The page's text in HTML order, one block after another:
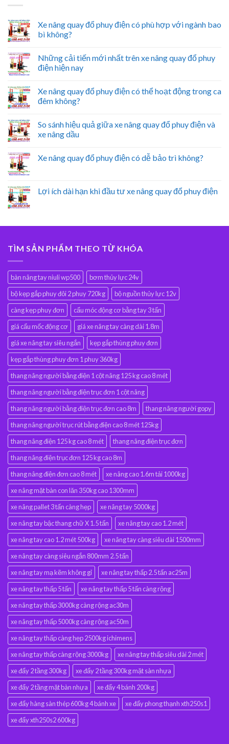
Xe nâng quay đổ phuy điện có phù hợp với ngành bao
bì không?
Những cải tiến mới nhất trên xe nâng quay đổ phuy
điện hiện nay
Xe nâng quay đổ phuy điện có thể hoạt động trong ca
đêm không?
So sánh hiệu quả giữa xe nâng quay đổ phuy điện và
xe nâng dầu
Xe nâng quay đổ phuy điện có dễ bảo trì không?
Lợi ích dài hạn khi đầu tư xe nâng quay đổ phuy điện
TÌM SẢN PHẨM THEO TỪ KHÓA
bàn nâng tay niuli wp500
bơm thủy lực 24v
bộ kẹp gắp phuy đôi 2 phuy 720kg
bộ nguồn thủy lực 12v
càng kẹp phuy đơn
cẩu móc động cơ bằng tay 3 tấn
giá cẩu mốc động cơ
giá xe nâng tay càng dài 1.8m
giá xe nâng tay siêu ngắn
kẹp gắp thùng phuy đơn
kẹp gắp thùng phuy đơn 1 phuy 360kg
thang nâng người bằng điện 1 cột nâng 125 kg cao 8 mét
thang nâng người bằng điện trục đơn 1 cột nâng
thang nâng người bằng điện trục đơn cao 8m
thang nâng người gopy
thang nâng người trục rút bằng điện cao 8 mét 125kg
thang nâng điện 125 kg cao 8 mét
thang nâng điện trục đơn
thang nâng điện trục đơn 125 kg cao 8m
thang nâng điện đơn cao 8 mét
xe nâng cao 1.6m tải 1000kg
xe nâng mặt bàn con lăn 350kg cao 1300mm
xe nâng pallet 3 tấn càng hẹp
xe nâng tay 5000kg
xe nâng tay bậc thang chữ X 1.5 tấn
xe nâng tay cao 1.2 mét
xe nâng tay cao 1.2 mét 500kg
xe nâng tay càng siêu dài 1500mm
xe nâng tay càng siêu ngắn 800mm 2.5 tấn
xe nâng tay mạ kẽm không gỉ
xe nâng tay thấp 2.5 tấn ac25m
xe nâng tay thấp 5 tấn
xe nâng tay thấp 5 tấn càng rộng
xe nâng tay thấp 3000kg càng rộng ac30m
xe nâng tay thấp 5000kg càng rộng ac50m
xe nâng tay thấp càng hẹp 2500kg ichimens
xe nâng tay thấp càng rộng 3000kg
xe nâng tay thấp siêu dài 2 mét
xe đẩy 2 tầng 300kg
xe đẩy 2 tầng 300kg mặt sàn nhựa
xe đẩy 2 tầng mặt bàn nhựa
xe đẩy 4 bánh 200kg
xe đẩy hàng sàn thép 600kg 4 bánh xe
xe đẩy phong thạnh xth250s1
xe đẩy xth250s2 600kg